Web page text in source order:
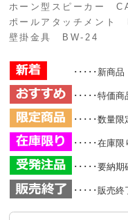
ホーン型スピーカー
ポールアタッチメント
壁掛金具 BW-24
･････新商品
･････特価商
･････数量限
･････在庫限
･････要納期
･････販売終